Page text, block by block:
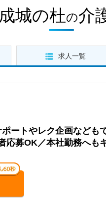
城の杜の介
求人一覧
ートやレク企画なども
応募OK／本社勤務へも